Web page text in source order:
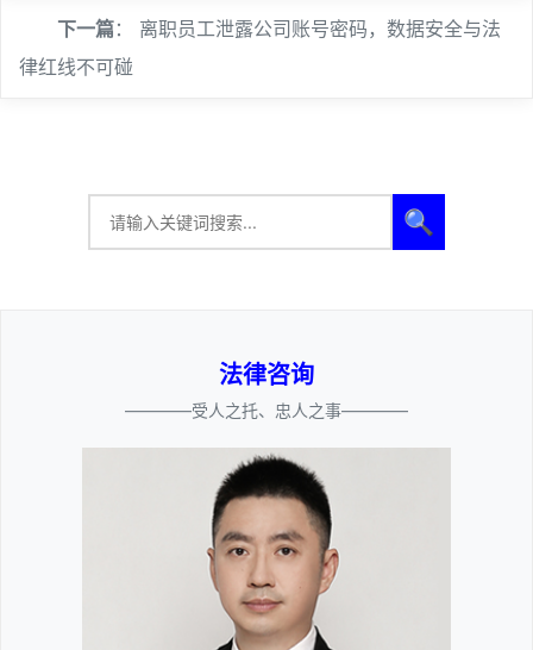
下一篇： 离职员工泄露公司账号密码，数据安全与法
律红线不可碰
🔍
法律咨询
————受人之托、忠人之事————